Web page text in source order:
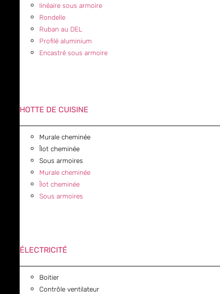
linéaire sous armoire
Rondelle
Ruban au DEL
Profilé aluminium
Encastré sous armoire
HOTTE DE CUISINE
Murale cheminée
Îlot cheminée
Sous armoires
Murale cheminée
Îlot cheminée
Sous armoires
ÉLECTRICITÉ
Boitier
Contrôle ventilateur